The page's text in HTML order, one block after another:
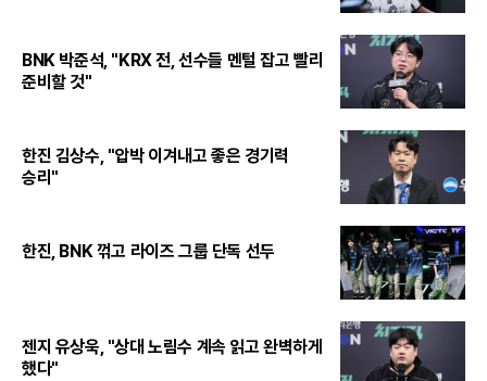
BNK 박준석, "KRX 전, 선수들 멘털 잡고 빨리
준비할 것"
한진 김상수, "압박 이겨내고 좋은 경기력
승리"
한진, BNK 꺾고 라이즈 그룹 단독 선두
젠지 유상욱, "상대 노림수 계속 읽고 완벽하게
했다"